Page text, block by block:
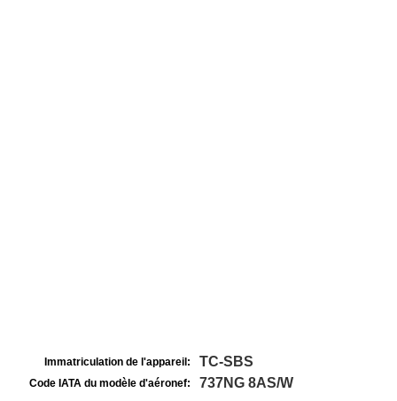
Immatriculation de l'appareil: TC-SBS
Code IATA du modèle d'aéronef: 737NG 8AS/W